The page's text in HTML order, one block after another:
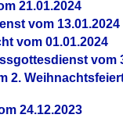
21.01.2024
vom 13.01.2024
vom 01.01.2024
vom
2.
24.12.2023